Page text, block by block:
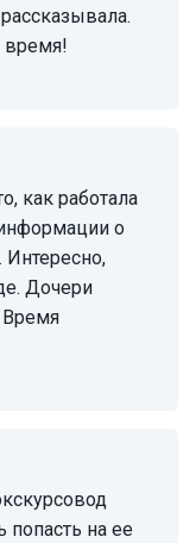
время!
о
Интересно,
Дочери
Время
попасть на ее